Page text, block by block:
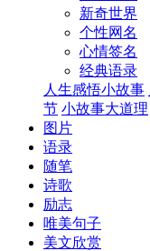
新奇世界
个性网名
心情签名
经典语录
人生感悟小故事
节 小故事大道理
图片
语录
随笔
诗歌
励志
唯美句子
美文欣赏